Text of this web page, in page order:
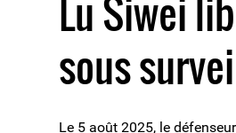
Lu Siwei
sous
Le 5 août 2025, le